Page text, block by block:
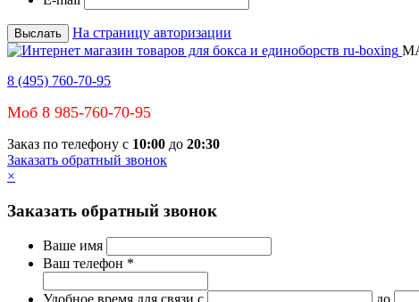
На страницу авторизации
8 (495) 760-70-95
Моб 8 985-760-70-95
Заказ по телефону с 10:00 до 20:30
Заказать обратный звонок
×
Заказать обратный звонок
Ваше имя
Ваш телефон *